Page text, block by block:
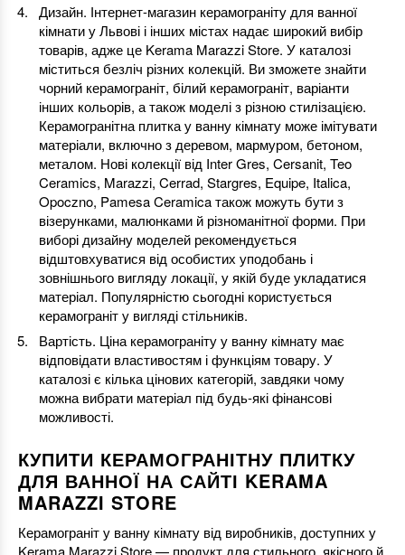
Дизайн. Інтернет-магазин керамограніту для ванної
кімнати у Львові і інших містах надає широкий вибір
товарів, адже це Kerama Marazzi Store. У каталозі
міститься безліч різних колекцій. Ви зможете знайти
чорний керамограніт, білий керамограніт, варіанти
інших кольорів, а також моделі з різною стилізацією.
Керамогранітна плитка у ванну кімнату може імітувати
матеріали, включно з деревом, мармуром, бетоном,
металом. Нові колекції від Inter Gres, Cersanit, Teo
Ceramics, Marazzi, Cerrad, Stargres, Equipe, Italica,
Opoczno, Pamesa Ceramica також можуть бути з
візерунками, малюнками й різноманітної форми. При
виборі дизайну моделей рекомендується
відштовхуватися від особистих уподобань і
зовнішнього вигляду локації, у якій буде укладатися
матеріал. Популярністю сьогодні користується
керамограніт у вигляді стільників.
Вартість. Ціна керамограніту у ванну кімнату має
відповідати властивостям і функціям товару. У
каталозі є кілька цінових категорій, завдяки чому
можна вибрати матеріал під будь-які фінансові
можливості.
КУПИТИ КЕРАМОГРАНІТНУ ПЛИТКУ
ДЛЯ ВАННОЇ НА САЙТІ KERAMA
MARAZZI STORE
Керамограніт у ванну кімнату від виробників, доступних у
Kerama Marazzi Store — продукт для стильного, якісного й